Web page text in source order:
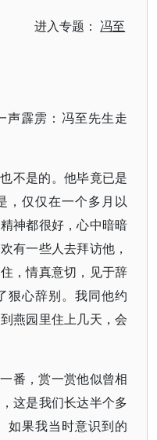
进入专题： 冯至
声霹雳：冯至先生走
不是的。他毕竟已是
，仅仅在一个多月以
神都很好，心中暗暗
有一些人去拜访他，
，情真意切，见于辞
狠心辞别。我同他约
燕园里住上几天，会
番，赏一赏他似曾相
这是我们长达半个多
如果我当时意识到的